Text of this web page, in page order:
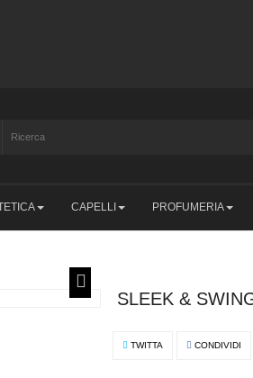
CAPELLI PROFUMERIA
SLEEK &
TWITTA CONDIVIDI